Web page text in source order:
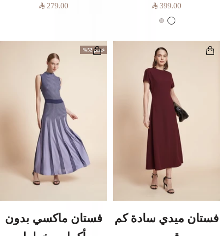
السعر
المخفَّض
399.00
ك
ي
أ
ي
ض
السعر
279.00
فستان ميدي سادة كم
خصم 52%
فستان ماكسي بدون